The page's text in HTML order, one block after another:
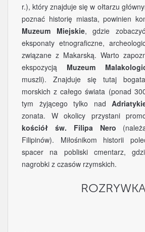
r.), który znajduje się w ołtarzu
poznać historię miasta, powinien
Muzeum Miejskie, gdzie
eksponaty etnograficzne,
związane z Makarską. Warto
ekspozycją Muzeum
muszli). Znajduje się tutaj
morskich z całego świata (ponad
tym żyjącego tylko nad
zonata. W okolicy przystani
kościół św. Filipa Nero
Filipinów). Miłośnikom historii
spacer na pobliski cmentarz,
nagrobki z czasów rzymskich.